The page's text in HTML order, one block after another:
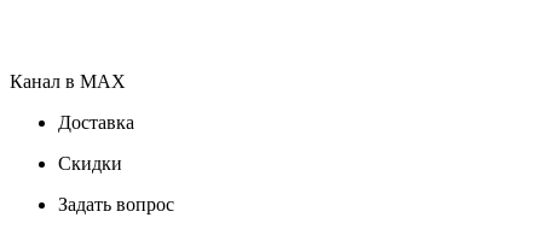
Канал в MAX
Доставка
Скидки
Задать вопрос